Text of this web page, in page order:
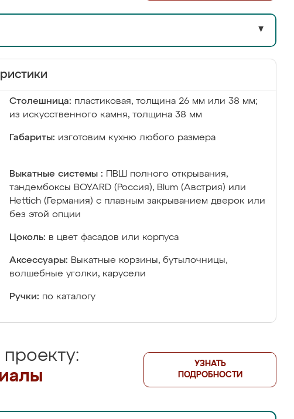
▼
Столешница: пластиковая, толщина 26 мм или 38 мм;
из искусственного камня, толщина 38 мм
Габариты: изготовим кухню любого размера
Выкатные системы :
ПВШ полного открывания,
тандембоксы BOYARD (Россия), Blum (Австрия) или
Hettich (Германия) с плавным закрыванием дверок или
без этой опции
Цоколь: в цвет фасадов или корпуса
Аксессуары: Выкатные корзины, бутылочницы,
волшебные уголки, карусели
Ручки: по каталогу
УЗНАТЬ
ПОДРОБНОСТИ